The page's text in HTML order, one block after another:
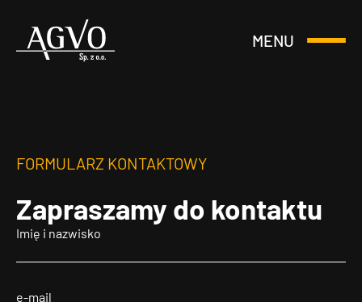
Header
MENU
Otwórz
FORMULARZ KONTAKTOWY
Zapraszamy do kontaktu